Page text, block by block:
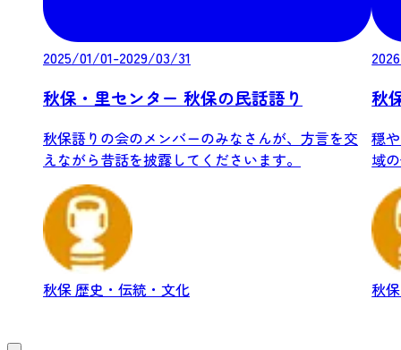
2025/01/01-2029/03/31
秋保・里センター 秋保の民話語り
秋保語りの会のメンバーのみなさんが、方言を交
えながら昔話を披露してくださいます。
秋保歴史・伝統・文化
秋
穏
域
さ
秋